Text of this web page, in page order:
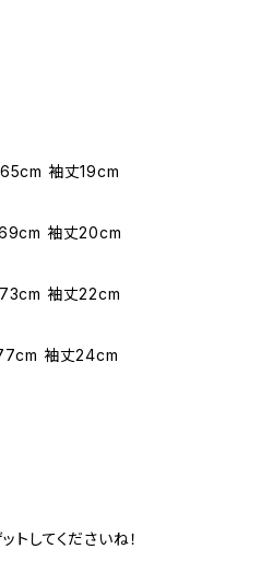
袖丈19cm
袖丈20cm
袖丈22cm
袖丈24cm
してくださいね！